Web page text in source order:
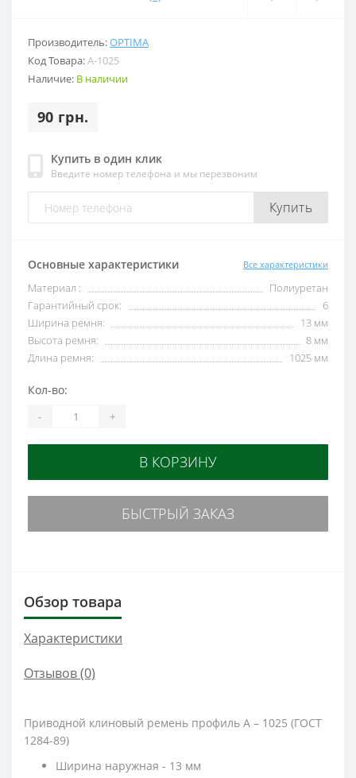
Производитель:OPTIMA
Код Товара:А-1025
Наличие: В наличии
90 грн.
Купить в один клик
Введите номер телефона и мы перезвоним
Купить
Основные характеристики Все характеристики
Материал :
Полиуретан
Гарантийный срок:
6
Ширина ремня:
13 мм
Высота ремня:
8 мм
Длина ремня:
1025 мм
Кол-во:
- +
В КОРЗИНУ
БЫСТРЫЙ ЗАКАЗ
Обзор товара
Характеристики
Отзывов (0)
Приводной клиновый ремень профиль A – 1025 (ГОСТ
1284-89)
Ширина наружная - 13 мм